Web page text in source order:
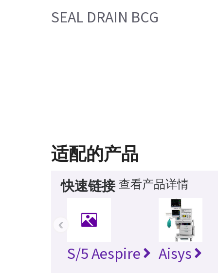
SEAL DRAIN BCG
适配的产品
快速链接 查看产品详情
S/5 Aespire Aisys
‹